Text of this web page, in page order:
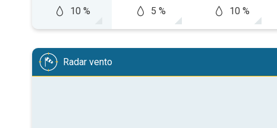
10 %
5 %
10 %
Radar vento